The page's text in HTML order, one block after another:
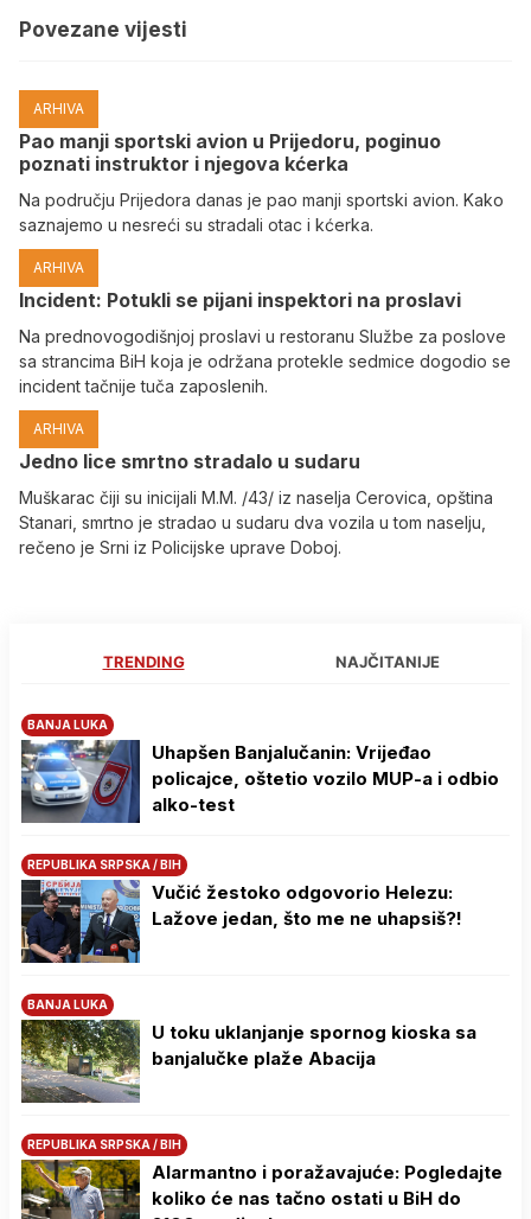
Povezane vijesti
ARHIVA
Pao manji sportski avion u Prijedoru, poginuo
poznati instruktor i njegova kćerka
Na području Prijedora danas je pao manji sportski avion. Kako
saznajemo u nesreći su stradali otac i kćerka.
ARHIVA
Incident: Potukli se pijani inspektori na proslavi
Na prednovogodišnjoj proslavi u restoranu Službe za poslove
sa strancima BiH koja je održana protekle sedmice dogodio se
incident tačnije tuča zaposlenih.
ARHIVA
Јedno lice smrtno stradalo u sudaru
Muškarac čiji su inicijali M.M. /43/ iz naselja Cerovica, opština
Stanari, smrtno je stradao u sudaru dva vozila u tom naselju,
rečeno je Srni iz Policijske uprave Doboj.
TRENDING NAJČITANIJE
BANJA LUKA
Uhapšen Banjalučanin: Vrijeđao
policajce, oštetio vozilo MUP-a i odbio
alko-test
REPUBLIKA SRPSKA / BIH
Vučić žestoko odgovorio Helezu:
Lažove jedan, što me ne uhapsiš?!
BANJA LUKA
U toku uklanjanje spornog kioska sa
banjalučke plaže Abacija
REPUBLIKA SRPSKA / BIH
Alarmantno i poražavajuće: Pogledajte
koliko će nas tačno ostati u BiH do